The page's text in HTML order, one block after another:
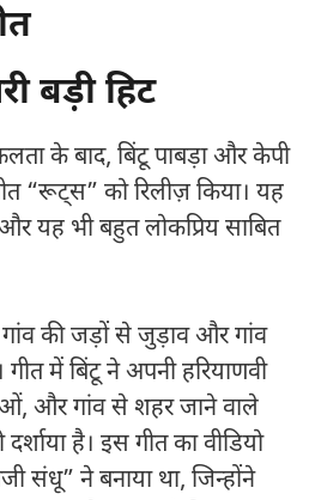
बड़ी हिट
के बाद, बिंटू पाबड़ा और केपी
“रूट्स” को रिलीज़ किया। यह
यह भी बहुत लोकप्रिय साबित
की जड़ों से जुड़ाव और गांव
में बिंटू ने अपनी हरियाणवी
और गांव से शहर जाने वाले
है। इस गीत का वीडियो
संधू” ने बनाया था, जिन्होंने